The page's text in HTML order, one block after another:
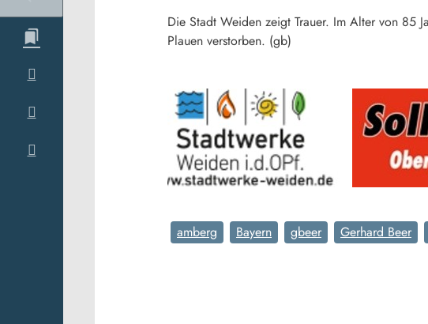
Die Stadt Weiden zeigt Trauer. Im Alter von 85
Plauen verstorben. (gb)
amberg Bayern gbeer Gerhard Beer